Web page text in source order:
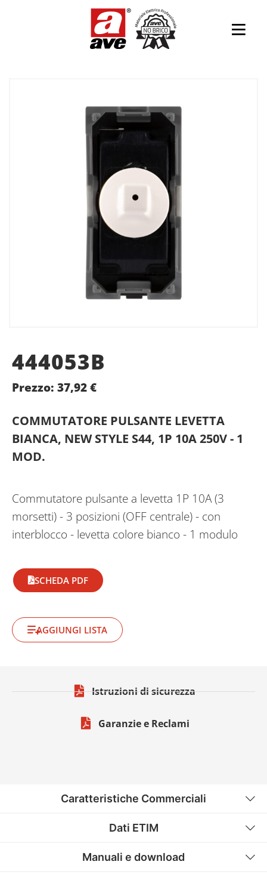
444053B
Prezzo: 37,92€
COMMUTATORE PULSANTE LEVETTA
BIANCA, NEW STYLE S44, 1P 10A 250V - 1
MOD.
Commutatore pulsante a levetta 1P 10A (3
morsetti) - 3 posizioni (OFF centrale) - con
interblocco - levetta colore bianco - 1 modulo
SCHEDA PDF
AGGIUNGI LISTA
Istruzioni di sicurezza
Garanzie e Reclami
Caratteristiche Commerciali
Dati ETIM
Manuali e download